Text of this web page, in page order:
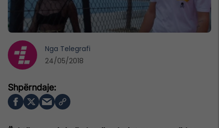
Nga Telegrafi
24/05/2018